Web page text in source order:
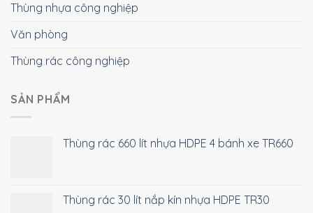
Thùng nhựa công nghiệp
Văn phòng
Thùng rác công nghiệp
SẢN PHẨM
Thùng rác 660 lít nhựa HDPE 4 bánh xe TR660
Thùng rác 30 lít nắp kín nhựa HDPE TR30